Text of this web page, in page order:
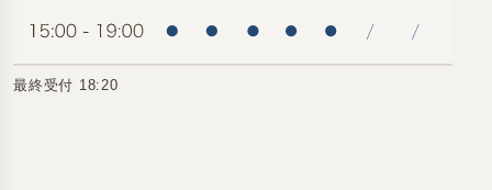
最終受付 18:20